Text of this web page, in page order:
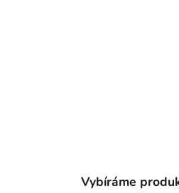
Vybíráme